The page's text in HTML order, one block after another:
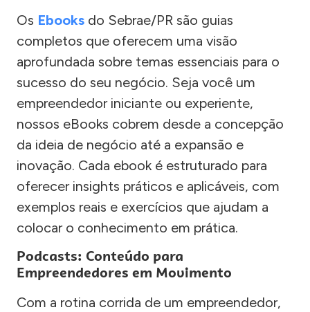
Os Ebooks do Sebrae/PR são guias
completos que oferecem uma visão
aprofundada sobre temas essenciais para o
sucesso do seu negócio. Seja você um
empreendedor iniciante ou experiente,
nossos eBooks cobrem desde a concepção
da ideia de negócio até a expansão e
inovação. Cada ebook é estruturado para
oferecer insights práticos e aplicáveis, com
exemplos reais e exercícios que ajudam a
colocar o conhecimento em prática.
Podcasts: Conteúdo para
Empreendedores em Movimento
Com a rotina corrida de um empreendedor,